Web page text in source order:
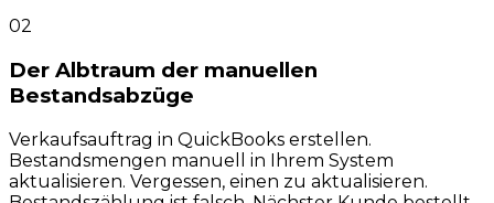
02
Der Albtraum der manuellen
Bestandsabzüge
Verkaufsauftrag in QuickBooks erstellen.
Bestandsmengen manuell in Ihrem System
aktualisieren. Vergessen, einen zu aktualisieren.